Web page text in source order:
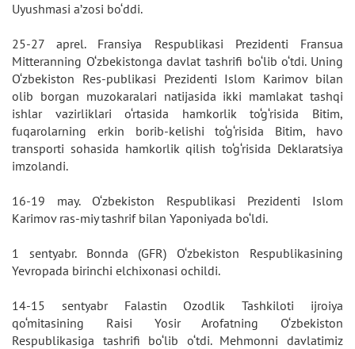
Uyushmasi a’zosi bo‘ddi.
25-27 aprel. Fransiya Respublikasi Prezidenti Fransua
Mitteranning O‘zbekistonga davlat tashrifi bo‘lib o‘tdi. Uning
O‘zbekiston Res-publikasi Prezidenti Islom Karimov bilan
olib borgan muzokaralari natijasida ikki mamlakat tashqi
ishlar vazirliklari o‘rtasida hamkorlik to‘g‘risida Bitim,
fuqarolarning erkin borib-kelishi to‘g‘risida Bitim, havo
transporti sohasida hamkorlik qilish to‘g‘risida Deklaratsiya
imzolandi.
16-19 may. O‘zbekiston Respublikasi Prezidenti Islom
Karimov ras-miy tashrif bilan Yaponiyada bo‘ldi.
1 sentyabr. Bonnda (GFR) O‘zbekiston Respublikasining
Yevropada birinchi elchixonasi ochildi.
14-15 sentyabr Falastin Ozodlik Tashkiloti ijroiya
qo‘mitasining Raisi Yosir Arofatning O‘zbekiston
Respublikasiga tashrifi bo‘lib o‘tdi. Mehmonni davlatimiz